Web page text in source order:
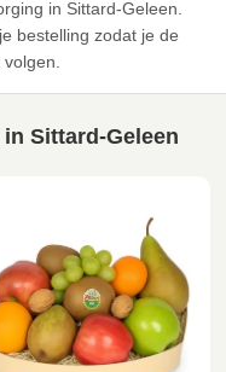
in Sittard-Geleen.
bestelling zodat je de
Sittard-Geleen